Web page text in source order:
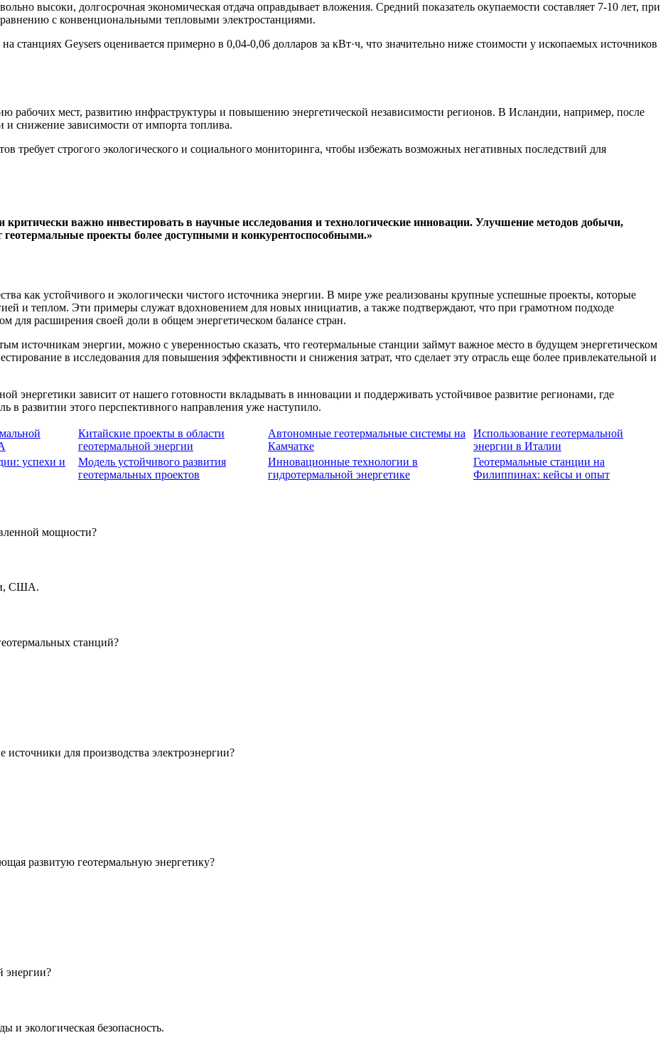
высоки, долгосрочная экономическая отдача оправдывает вложения. Средний показатель окупаемости составляет 7-10 лет, при
с конвенциональными тепловыми электростанциями.
станциях Geysers оценивается примерно в 0,04-0,06 долларов за кВт·ч, что значительно ниже стоимости у ископаемых источников
рабочих мест, развитию инфраструктуры и повышению энергетической независимости регионов. В Исландии, например, после
и снижение зависимости от импорта топлива.
требует строгого экологического и социального мониторинга, чтобы избежать возможных негативных последствий для
критически важно инвестировать в научные исследования и технологические инновации. Улучшение методов добычи,
проекты более доступными и конкурентоспособными.»
как устойчивого и экологически чистого источника энергии. В мире уже реализованы крупные успешные проекты, которые
и теплом. Эти примеры служат вдохновением для новых инициатив, а также подтверждают, что при грамотном подходе
для расширения своей доли в общем энергетическом балансе стран.
источникам энергии, можно с уверенностью сказать, что геотермальные станции займут важное место в будущем энергетическом
в исследования для повышения эффективности и снижения затрат, что сделает эту отрасль еще более привлекательной и
энергетики зависит от нашего готовности вкладывать в инновации и поддерживать устойчивое развитие регионами, где
в развитии этого перспективного направления уже наступило.
Китайские проекты в области
геотермальной энергии
Автономные геотермальные системы на
Камчатке
Использование геотермальной
энергии в Италии
успехи и
Модель устойчивого развития
геотермальных проектов
Инновационные технологии в
гидротермальной энергетике
Геотермальные станции на
Филиппинах: кейсы и опыт
мощности?
США.
станций?
источники для производства электроэнергии?
развитую геотермальную энергетику?
энергии?
и экологическая безопасность.